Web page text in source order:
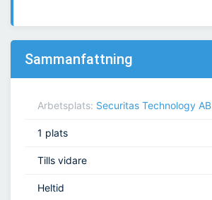
Sammanfattning
Arbetsplats: Securitas Technology AB
1 plats
Tills vidare
Heltid